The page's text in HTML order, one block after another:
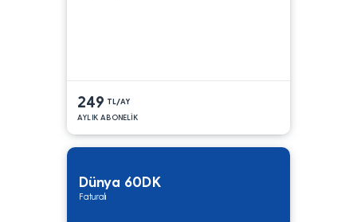
249 TL/AY
AYLIK ABONELİK
Dünya 60DK
Faturalı